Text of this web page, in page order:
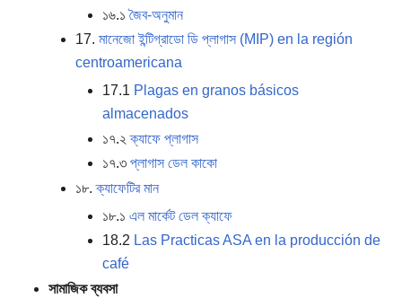
১৬.১জৈব-অনুমান
17. মানেজো ইন্টিগ্রাডো ডি প্লাগাস (MIP) en la región
centroamericana
17.1 Plagas en granos básicos
almacenados
১৭.২ক্যাফে প্লাগাস
১৭.৩ প্লাগাস ডেল কাকো
১৮.ক্যাফেটির মান
১৮.১ এল মার্কেট ডেল ক্যাফে
18.2 Las Practicas ASA en la producción de
café
সামাজিক ব্যবসা